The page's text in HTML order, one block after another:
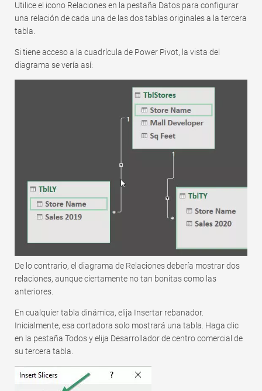
Utilice el icono Relaciones en la pestaña Datos para configurar
una relación de cada una de las dos tablas originales a la tercera
tabla.
Si tiene acceso a la cuadrícula de Power Pivot, la vista del
diagrama se vería así:
De lo contrario, el diagrama de Relaciones debería mostrar dos
relaciones, aunque ciertamente no tan bonitas como las
anteriores.
En cualquier tabla dinámica, elija Insertar rebanador.
Inicialmente, esa cortadora solo mostrará una tabla. Haga clic
en la pestaña Todos y elija Desarrollador de centro comercial de
su tercera tabla.